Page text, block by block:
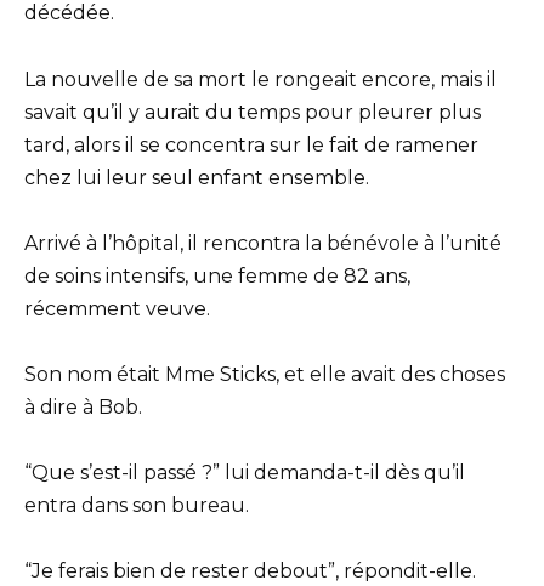
décédée.
La nouvelle de sa mort le rongeait encore, mais il
savait qu’il y aurait du temps pour pleurer plus
tard, alors il se concentra sur le fait de ramener
chez lui leur seul enfant ensemble.
Arrivé à l’hôpital, il rencontra la bénévole à l’unité
de soins intensifs, une femme de 82 ans,
récemment veuve.
Son nom était Mme Sticks, et elle avait des choses
à dire à Bob.
“Que s’est-il passé ?” lui demanda-t-il dès qu’il
entra dans son bureau.
“Je ferais bien de rester debout”, répondit-elle.